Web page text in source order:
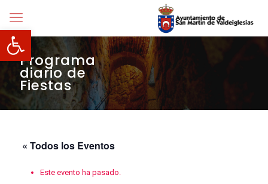
Abrir barra de herramientas
Programa
diario de
Fiestas
« Todos los Eventos
Este evento ha pasado.